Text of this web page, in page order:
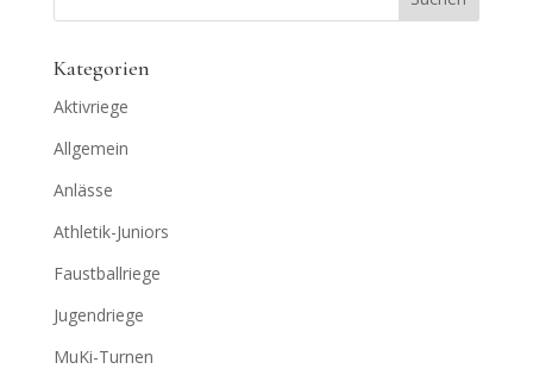
Kategorien
Aktivriege
Allgemein
Anlässe
Athletik-Juniors
Faustballriege
Jugendriege
MuKi-Turnen